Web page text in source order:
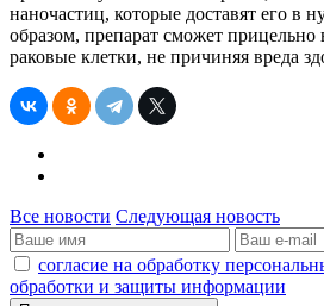
наночастиц, которые доставят его в
образом, препарат сможет прицельно
раковые клетки, не причиняя вреда
Все новости Следующая новость
согласие на обработку
обработки и защиты информации